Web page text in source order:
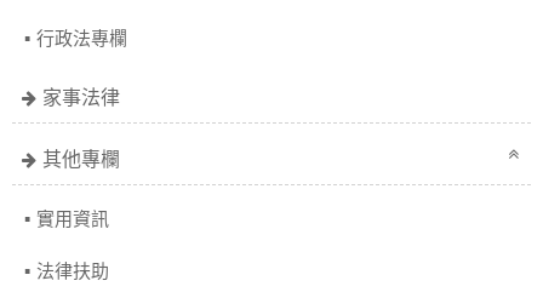
行政法專欄
家事法律
其他專欄
實用資訊
法律扶助